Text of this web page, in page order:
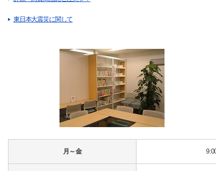
東日本大震災に関して
月～金 9:00